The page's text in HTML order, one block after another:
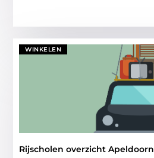
WINKELEN
Rijscholen overzicht Apeldoorn